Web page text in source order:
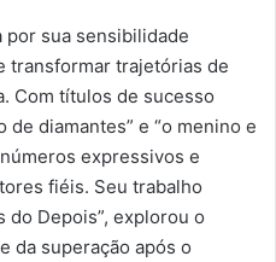
por sua sensibilidade
transformar trajetórias de
Com títulos de sucesso
de diamantes” e “o menino e
expressivos e
fiéis. Seu trabalho
Depois”, explorou o
da superação após o